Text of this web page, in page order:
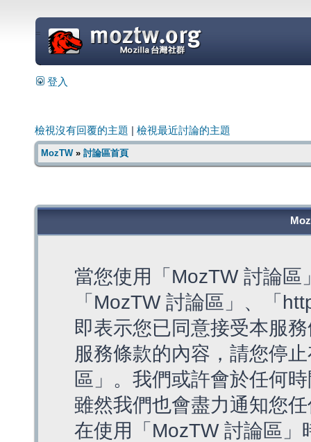
=
登入
檢視沒有回覆的主題 檢視最近討論的主題
MozTW» 討論區首頁
當您使用「MozTW 討論
「MozTW 討論區」、「
即表示您已同意接受本服
服務條款的內容，請您停
區」。我們或許會於任何
雖然我們也會盡力通知您
在使用「MozTW 討論區